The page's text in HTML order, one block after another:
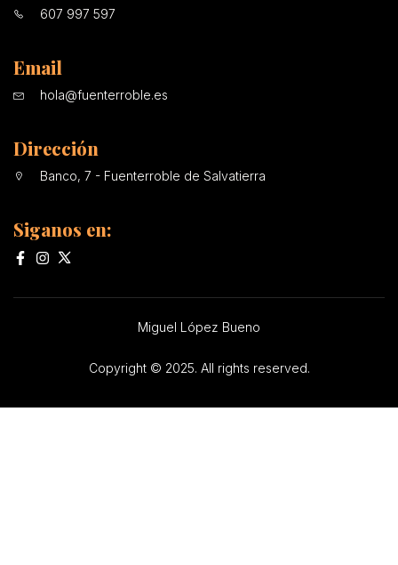
607 997 597
Email
hola@fuenterroble.es
Dirección
Banco, 7 - Fuenterroble de Salvatierra
Siganos en:
Miguel López Bueno
Copyright © 2025. All rights reserved.